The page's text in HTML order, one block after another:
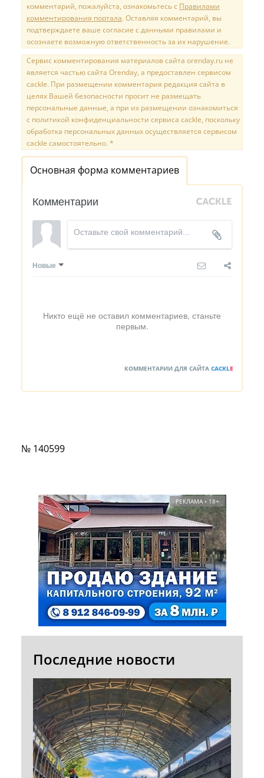
комментарий, пожалуйста, ознакомьтесь с Правилами
комментирования портала. Оставляя комментарий, вы
подтверждаете ваше согласие с данными правилами и
осознаете возможную ответственность за их нарушение.
Сервис комментирования материалов сайта orenday.ru не
является частью сайта Orenday, а предоставлен сервисом
cackle. При размещении комментария редакция сайта в
целях Вашей безопасности просит не размещать
персональные данные, а при их размещении ознакомиться
с политикой конфиденциальности сервиса cackle, поскольку
обработка персональных данных осуществляется сервисом
cackle самостоятельно. *
Основная форма комментариев
Комментарии
Новые
Никто ещё не оставил комментариев, станьте
первым.
КОММЕНТАРИИ ДЛЯ САЙТА CACKLE
№ 140599
РЕКЛАМА • 18+
Последние новости